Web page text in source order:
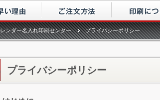
ンダー名入れ印刷センター プライバシーポリシー
プライバシーポリシー